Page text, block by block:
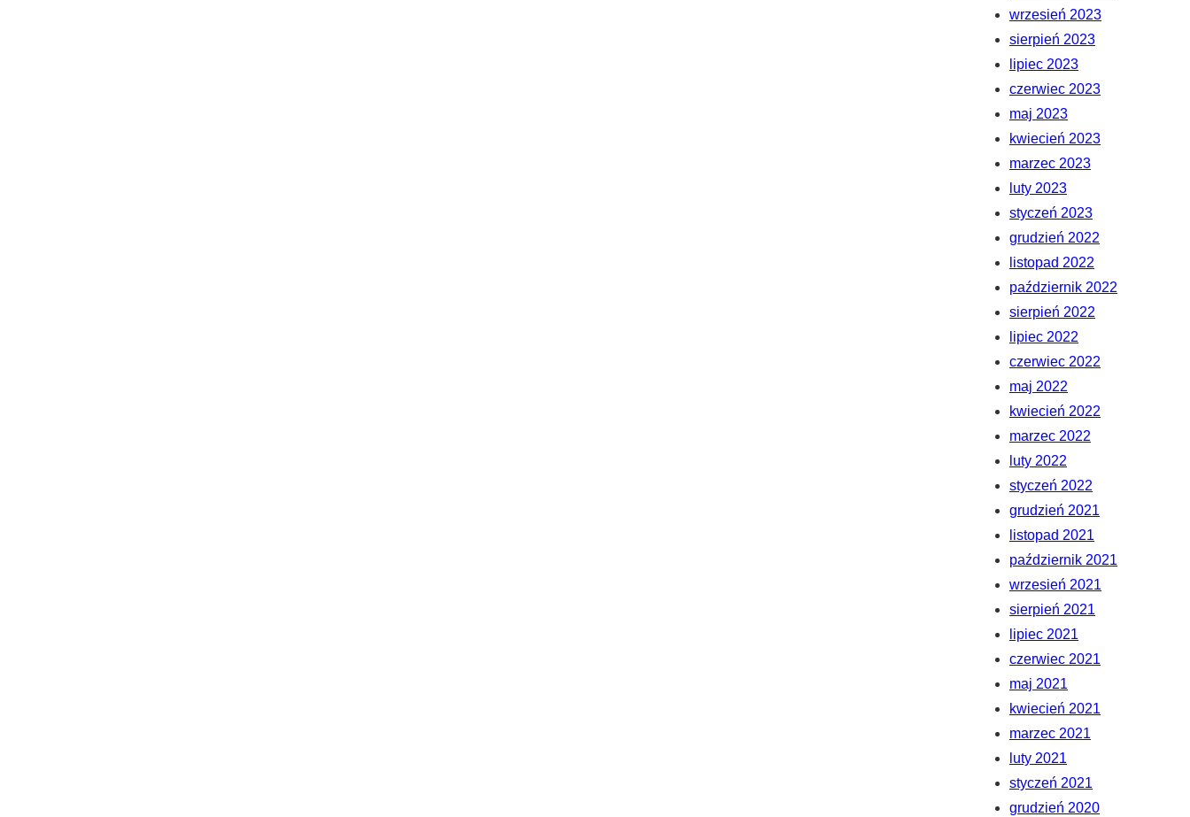
wrzesień 2023
sierpień 2023
lipiec 2023
czerwiec 2023
maj 2023
kwiecień 2023
marzec 2023
luty 2023
styczeń 2023
grudzień 2022
listopad 2022
październik 2022
sierpień 2022
lipiec 2022
czerwiec 2022
maj 2022
kwiecień 2022
marzec 2022
luty 2022
styczeń 2022
grudzień 2021
listopad 2021
październik 2021
wrzesień 2021
sierpień 2021
lipiec 2021
czerwiec 2021
maj 2021
kwiecień 2021
marzec 2021
luty 2021
styczeń 2021
grudzień 2020